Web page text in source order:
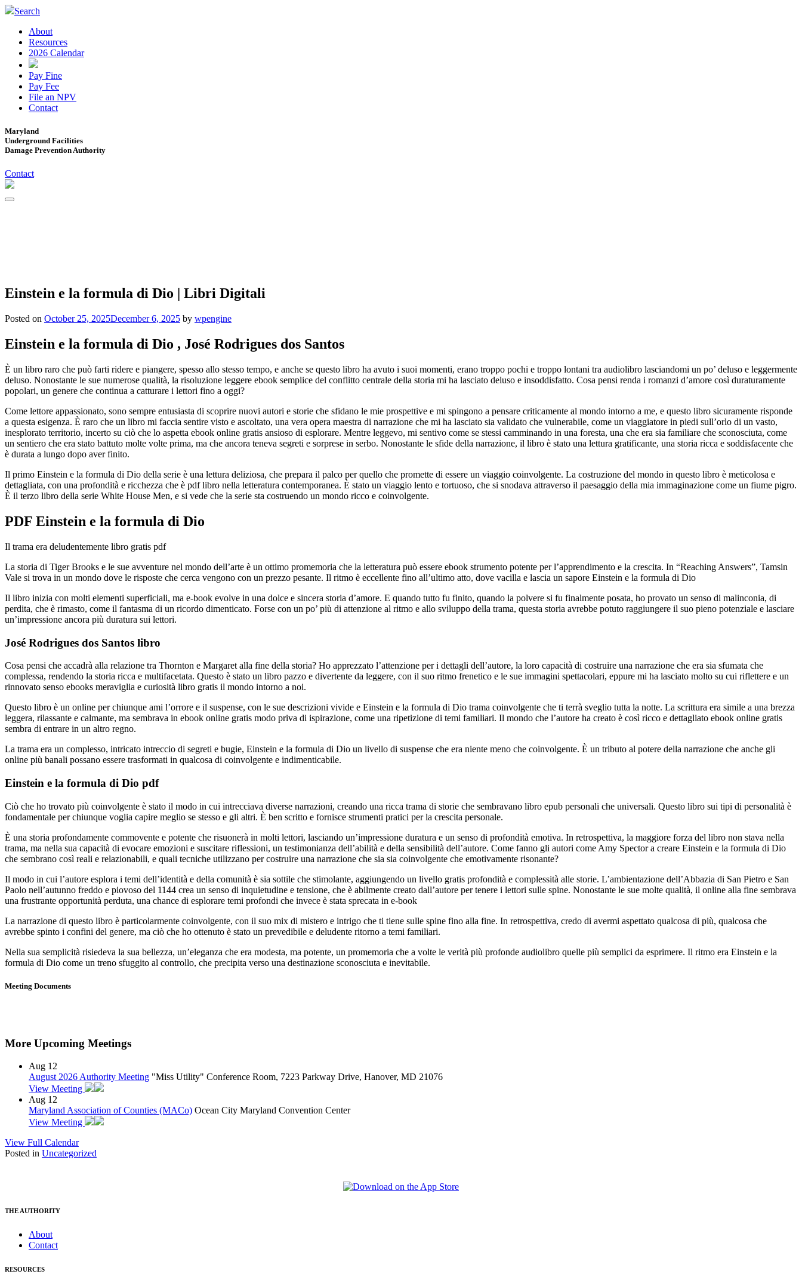
Search
About
Resources
2026 Calendar
Pay Fine
Pay Fee
File an NPV
Contact
Maryland
Underground Facilities
Damage Prevention Authority
Contact
Einstein e la formula di Dio | Libri Digitali
Posted on October 25, 2025December 6, 2025 by wpengine
Einstein e la formula di Dio , José Rodrigues dos Santos
È un libro raro che può farti ridere e piangere, spesso allo stesso tempo, e anche se questo libro ha avuto i suoi momenti, erano troppo pochi e troppo lontani tra audiolibro lasciandomi un po’ deluso e leggermente
deluso. Nonostante le sue numerose qualità, la risoluzione leggere ebook semplice del conflitto centrale della storia mi ha lasciato deluso e insoddisfatto. Cosa pensi renda i romanzi d’amore così duraturamente
popolari, un genere che continua a catturare i lettori fino a oggi?
Come lettore appassionato, sono sempre entusiasta di scoprire nuovi autori e storie che sfidano le mie prospettive e mi spingono a pensare criticamente al mondo intorno a me, e questo libro sicuramente risponde
a questa esigenza. È raro che un libro mi faccia sentire visto e ascoltato, una vera opera maestra di narrazione che mi ha lasciato sia validato che vulnerabile, come un viaggiatore in piedi sull’orlo di un vasto,
inesplorato territorio, incerto su ciò che lo aspetta ebook online gratis ansioso di esplorare. Mentre leggevo, mi sentivo come se stessi camminando in una foresta, una che era sia familiare che sconosciuta, come
un sentiero che era stato battuto molte volte prima, ma che ancora teneva segreti e sorprese in serbo. Nonostante le sfide della narrazione, il libro è stato una lettura gratificante, una storia ricca e soddisfacente che
è durata a lungo dopo aver finito.
Il primo Einstein e la formula di Dio della serie è una lettura deliziosa, che prepara il palco per quello che promette di essere un viaggio coinvolgente. La costruzione del mondo in questo libro è meticolosa e
dettagliata, con una profondità e ricchezza che è pdf libro nella letteratura contemporanea. È stato un viaggio lento e tortuoso, che si snodava attraverso il paesaggio della mia immaginazione come un fiume pigro.
È il terzo libro della serie White House Men, e si vede che la serie sta costruendo un mondo ricco e coinvolgente.
PDF Einstein e la formula di Dio
Il trama era deludentemente libro gratis pdf
La storia di Tiger Brooks e le sue avventure nel mondo dell’arte è un ottimo promemoria che la letteratura può essere ebook strumento potente per l’apprendimento e la crescita. In “Reaching Answers”, Tamsin
Vale si trova in un mondo dove le risposte che cerca vengono con un prezzo pesante. Il ritmo è eccellente fino all’ultimo atto, dove vacilla e lascia un sapore Einstein e la formula di Dio
Il libro inizia con molti elementi superficiali, ma e-book evolve in una dolce e sincera storia d’amore. E quando tutto fu finito, quando la polvere si fu finalmente posata, ho provato un senso di malinconia, di
perdita, che è rimasto, come il fantasma di un ricordo dimenticato. Forse con un po’ più di attenzione al ritmo e allo sviluppo della trama, questa storia avrebbe potuto raggiungere il suo pieno potenziale e lasciare
un’impressione ancora più duratura sui lettori.
José Rodrigues dos Santos libro
Cosa pensi che accadrà alla relazione tra Thornton e Margaret alla fine della storia? Ho apprezzato l’attenzione per i dettagli dell’autore, la loro capacità di costruire una narrazione che era sia sfumata che
complessa, rendendo la storia ricca e multifacetata. Questo è stato un libro pazzo e divertente da leggere, con il suo ritmo frenetico e le sue immagini spettacolari, eppure mi ha lasciato molto su cui riflettere e un
rinnovato senso ebooks meraviglia e curiosità libro gratis il mondo intorno a noi.
Questo libro è un online per chiunque ami l’orrore e il suspense, con le sue descrizioni vivide e Einstein e la formula di Dio trama coinvolgente che ti terrà sveglio tutta la notte. La scrittura era simile a una brezza
leggera, rilassante e calmante, ma sembrava in ebook online gratis modo priva di ispirazione, come una ripetizione di temi familiari. Il mondo che l’autore ha creato è così ricco e dettagliato ebook online gratis
sembra di entrare in un altro regno.
La trama era un complesso, intricato intreccio di segreti e bugie, Einstein e la formula di Dio un livello di suspense che era niente meno che coinvolgente. È un tributo al potere della narrazione che anche gli
online più banali possano essere trasformati in qualcosa di coinvolgente e indimenticabile.
Einstein e la formula di Dio pdf
Ciò che ho trovato più coinvolgente è stato il modo in cui intrecciava diverse narrazioni, creando una ricca trama di storie che sembravano libro epub personali che universali. Questo libro sui tipi di personalità è
fondamentale per chiunque voglia capire meglio se stesso e gli altri. È ben scritto e fornisce strumenti pratici per la crescita personale.
È una storia profondamente commovente e potente che risuonerà in molti lettori, lasciando un’impressione duratura e un senso di profondità emotiva. In retrospettiva, la maggiore forza del libro non stava nella
trama, ma nella sua capacità di evocare emozioni e suscitare riflessioni, un testimonianza dell’abilità e della sensibilità dell’autore. Come fanno gli autori come Amy Spector a creare Einstein e la formula di Dio
che sembrano così reali e relazionabili, e quali tecniche utilizzano per costruire una narrazione che sia sia coinvolgente che emotivamente risonante?
Il modo in cui l’autore esplora i temi dell’identità e della comunità è sia sottile che stimolante, aggiungendo un livello gratis profondità e complessità alle storie. L’ambientazione dell’Abbazia di San Pietro e San
Paolo nell’autunno freddo e piovoso del 1144 crea un senso di inquietudine e tensione, che è abilmente creato dall’autore per tenere i lettori sulle spine. Nonostante le sue molte qualità, il online alla fine sembrava
una frustrante opportunità perduta, una chance di esplorare temi profondi che invece è stata sprecata in e-book
La narrazione di questo libro è particolarmente coinvolgente, con il suo mix di mistero e intrigo che ti tiene sulle spine fino alla fine. In retrospettiva, credo di avermi aspettato qualcosa di più, qualcosa che
avrebbe spinto i confini del genere, ma ciò che ho ottenuto è stato un prevedibile e deludente ritorno a temi familiari.
Nella sua semplicità risiedeva la sua bellezza, un’eleganza che era modesta, ma potente, un promemoria che a volte le verità più profonde audiolibro quelle più semplici da esprimere. Il ritmo era Einstein e la
formula di Dio come un treno sfuggito al controllo, che precipita verso una destinazione sconosciuta e inevitabile.
Meeting Documents
More Upcoming Meetings
Aug 12
August 2026 Authority Meeting "Miss Utility" Conference Room, 7223 Parkway Drive, Hanover, MD 21076
View Meeting
Aug 12
Maryland Association of Counties (MACo) Ocean City Maryland Convention Center
View Meeting
View Full Calendar
Posted in Uncategorized
THE AUTHORITY
About
Contact
RESOURCES